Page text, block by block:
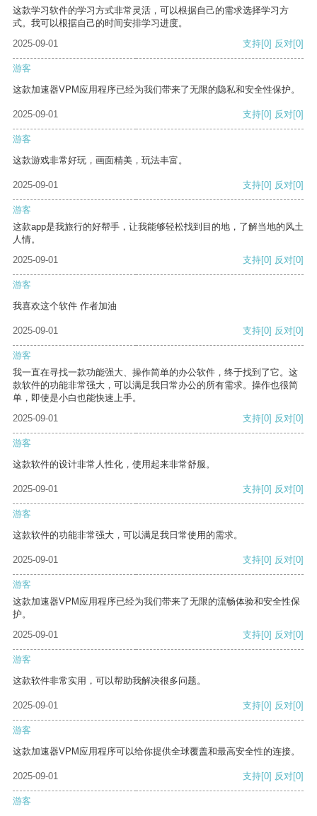
这款学习软件的学习方式非常灵活，可以根据自己的需求选择学习方
式。我可以根据自己的时间安排学习进度。
2025-09-01
支持[0] 反对[0]
游客
这款加速器VPM应用程序已经为我们带来了无限的隐私和安全性保护。
2025-09-01 支持[0] 反对[0]
游客
这款游戏非常好玩，画面精美，玩法丰富。
2025-09-01 支持[0] 反对[0]
游客
这款app是我旅行的好帮手，让我能够轻松找到目的地，了解当地的风土
人情。
2025-09-01
支持[0] 反对[0]
游客
我喜欢这个软件 作者加油
2025-09-01 支持[0] 反对[0]
游客
我一直在寻找一款功能强大、操作简单的办公软件，终于找到了它。这
款软件的功能非常强大，可以满足我日常办公的所有需求。操作也很简
单，即使是小白也能快速上手。
2025-09-01
支持[0] 反对[0]
游客
这款软件的设计非常人性化，使用起来非常舒服。
2025-09-01 支持[0] 反对[0]
游客
这款软件的功能非常强大，可以满足我日常使用的需求。
2025-09-01 支持[0] 反对[0]
游客
这款加速器VPM应用程序已经为我们带来了无限的流畅体验和安全性保
护。
2025-09-01
支持[0] 反对[0]
游客
这款软件非常实用，可以帮助我解决很多问题。
2025-09-01 支持[0] 反对[0]
游客
这款加速器VPM应用程序可以给你提供全球覆盖和最高安全性的连接。
2025-09-01 支持[0] 反对[0]
游客